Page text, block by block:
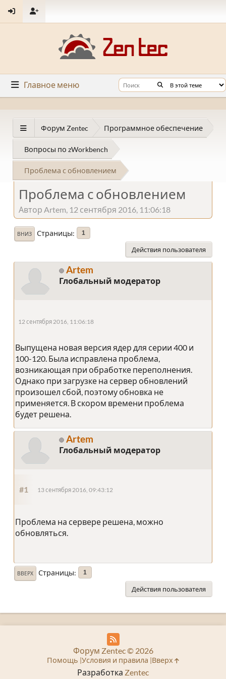
Главное меню
Форум Zentec Программное обеспечение
Вопросы по zWorkbench
Проблема с обновлением
Проблема с обновлением
Автор Artem, 12 сентября 2016, 11:06:18
ВНИЗ Страницы 1
Действия пользователя
Artem
Глобальный модератор
12 сентября 2016, 11:06:18
Выпущена новая версия ядер для серии 400 и
100-120. Была исправлена проблема,
возникающая при обработке переполнения.
Однако при загрузке на сервер обновлений
произошел сбой, поэтому обновка не
применяется. В скором времени проблема
будет решена.
Artem
Глобальный модератор
#1 13 сентября 2016, 09:43:12
Проблема на сервере решена, можно
обновляться.
ВВЕРХ Страницы 1
Действия пользователя
Разработка Zentec
Форум Zentec © 2026
Помощь Условия и правила Вверх